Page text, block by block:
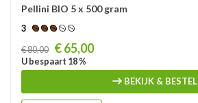
Pellini BIO 5 x 500 gram
3
Prijs
€ 80,00 € 65,00
U bespaart 18 %
BEKIJK & BESTEL